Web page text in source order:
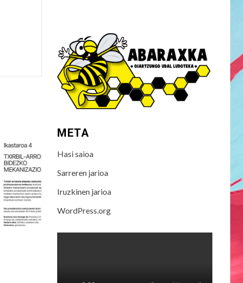
META
Hasi saioa
Sarreren jarioa
Iruzkinen jarioa
WordPress.org